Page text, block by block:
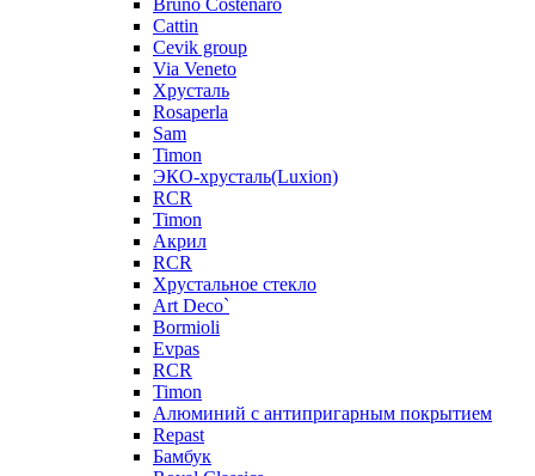
Bruno Costenaro
Cattin
Cevik group
Via Veneto
Хрусталь
Rosaperla
Sam
Timon
ЭКО-хрусталь(Luxion)
RCR
Timon
Акрил
RCR
Хрустальное стекло
Art Deco`
Bormioli
Evpas
RCR
Timon
Алюминий с антипригарным покрытием
Repast
Бамбук